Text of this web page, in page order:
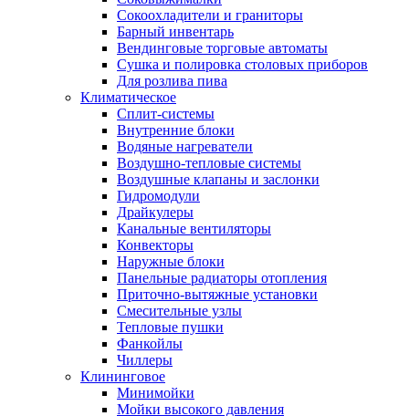
Сокоохладители и граниторы
Барный инвентарь
Вендинговые торговые автоматы
Сушка и полировка столовых приборов
Для розлива пива
Климатическое
Сплит-системы
Внутренние блоки
Водяные нагреватели
Воздушно-тепловые системы
Воздушные клапаны и заслонки
Гидромодули
Драйкулеры
Канальные вентиляторы
Конвекторы
Наружные блоки
Панельные радиаторы отопления
Приточно-вытяжные установки
Смесительные узлы
Тепловые пушки
Фанкойлы
Чиллеры
Клининговое
Минимойки
Мойки высокого давления